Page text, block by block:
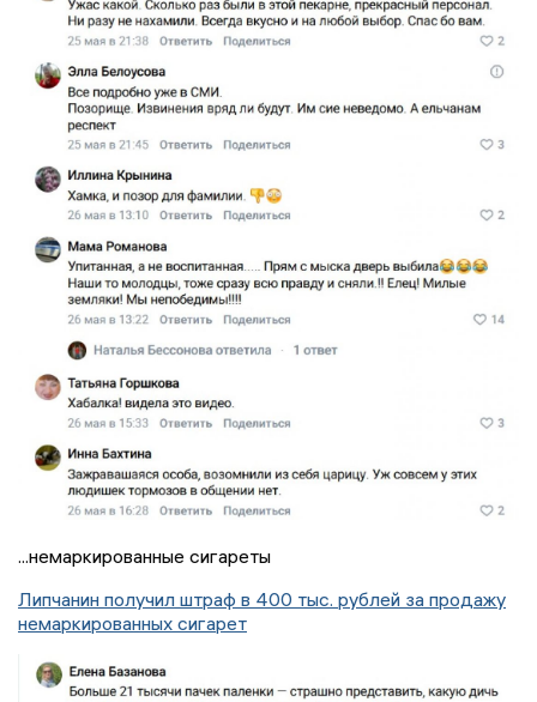
...немаркированные сигареты
Липчанин получил штраф в 400 тыс. рублей за продажу
немаркированных сигарет